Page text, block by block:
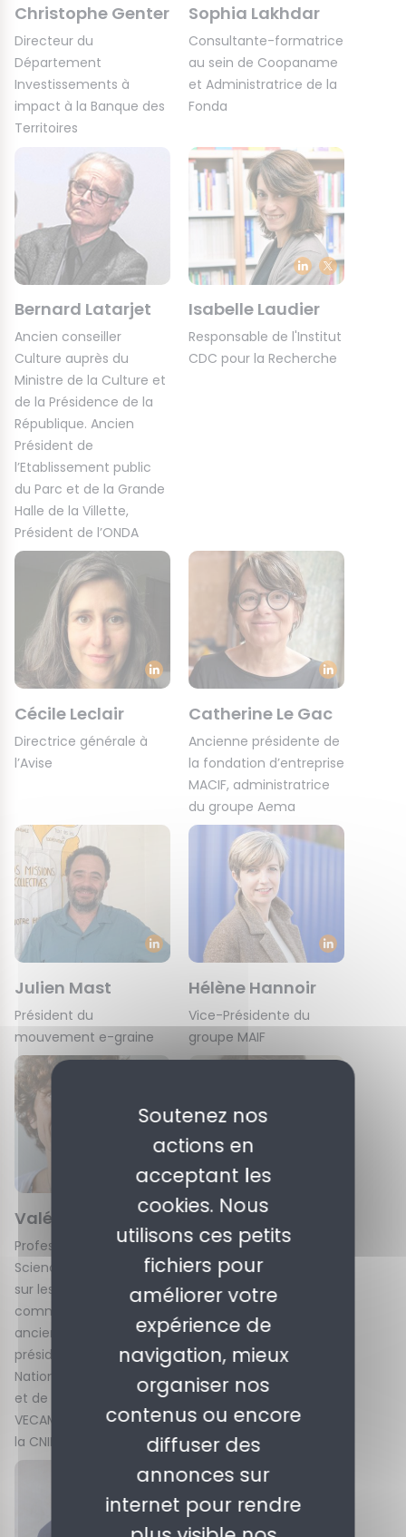
Christophe Genter
Directeur du
Département
Investissements à
impact à la Banque des
Territoires
Sophia Lakhdar
Consultante-formatrice
au sein de Coopaname
et Administratrice de la
Fonda
Bernard Latarjet
Ancien conseiller
Culture auprès du
Ministre de la Culture et
de la Présidence de la
République. Ancien
Président de
l’Etablissement public
du Parc et de la Grande
Halle de la Villette,
Président de l’ONDA
Isabelle Laudier
Responsable de l'Institut
CDC pour la Recherche
Cécile Leclair
Directrice générale à
l’Avise
Catherine Le Gac
Ancienne présidente de
la fondation d’entreprise
MACIF, administratrice
du groupe Aema
Julien Mast
Président du
mouvement e-graine
Hélène Hannoir
Vice-Présidente du
groupe MAIF
Valérie Peugeot
Professeure affiliée à
Sciences Po spécialisée
sur les questions des
communs numériques,
ancienne vice-
présidente du Conseil
National du Numérique
et de l’association
VECAM, Commissaire à
la CNIL
Dominique Picard
Co-fondatrice du
Mouvement Sol et
Présidente de
du PTCE Pays de France
Soutenez nos
actions en
acceptant les
cookies. Nous
utilisons ces petits
fichiers pour
améliorer votre
expérience de
navigation, mieux
organiser nos
contenus ou encore
diffuser des
annonces sur
internet pour rendre